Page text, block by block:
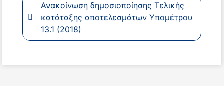
Ανακοίνωση δημοσιοποίησης Τελικής
κατάταξης αποτελεσμάτων Υπομέτρου
13.1 (2018)